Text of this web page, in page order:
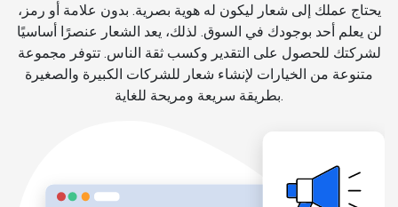
يحتاج عملك إلى شعار ليكون له هوية بصرية. بدون علامة أو رمز،
لن يعلم أحد بوجودك في السوق. لذلك، يعد الشعار عنصرًا أساسيًا
لشركتك للحصول على التقدير وكسب ثقة الناس. تتوفر مجموعة
متنوعة من الخيارات لإنشاء شعار للشركات الكبيرة والصغيرة
بطريقة سريعة ومريحة للغاية.